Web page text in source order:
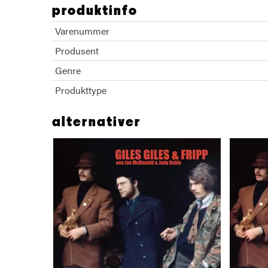
produktinfo
Varenummer
Produsent
Genre
Produkttype
alternativer